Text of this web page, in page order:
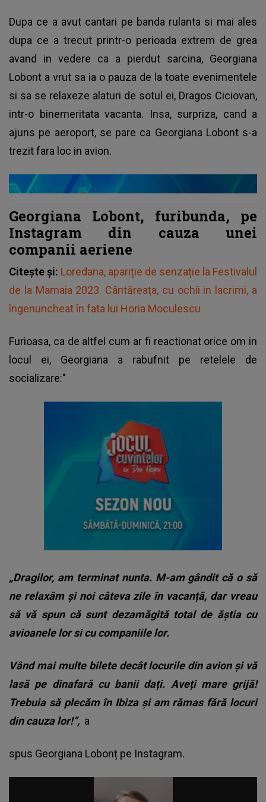
Dupa ce a avut cantari pe banda rulanta si mai ales
dupa ce a trecut printr-o perioada extrem de grea
avand in vedere ca a pierdut sarcina, Georgiana
Lobont a vrut sa ia o pauza de la toate evenimentele
si sa se relaxeze alaturi de sotul ei, Dragos Ciciovan,
intr-o binemeritata vacanta. Insa, surpriza, cand a
ajuns pe aeroport, se pare ca Georgiana Lobont s-a
trezit fara loc in avion.
Georgiana Lobont, furibunda, pe
Instagram din cauza unei
companii aeriene
Citește și: Loredana, apariție de senzație la Festivalul
de la Mamaia 2023. Cântăreața, cu ochii in lacrimi, a
îngenuncheat în fata lui Horia Moculescu
Furioasa, ca de altfel cum ar fi reactionat orice om in
locul ei, Georgiana a rabufnit pe retelele de
socializare:"
„Dragilor, am terminat nunta. M-am gândit că o să
ne relaxăm și noi câteva zile în vacanță, dar vreau
să vă spun că sunt dezamăgită total de ăștia cu
avioanele lor si cu companiile lor.
Vând mai multe bilete decât locurile din avion și vă
lasă pe dinafară cu banii dați. Aveți mare grijă!
Trebuia să plecăm în Ibiza și am rămas fără locuri
din cauza lor!”, a
spus Georgiana Lobonț pe Instagram.